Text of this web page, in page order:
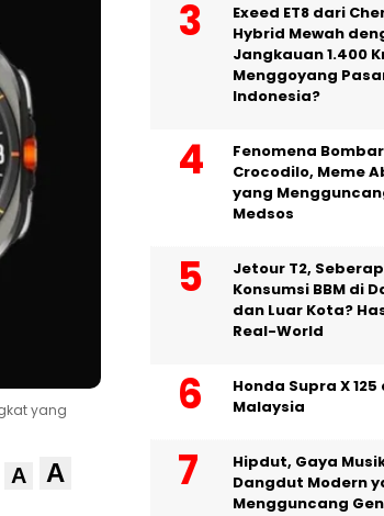
yang
A A
Exeed ET8 dari
Hybrid Mewah
Jangkauan 1.400
Menggoyang
Indonesia?
Fenomena
Crocodilo, Meme
yang
Medsos
Jetour T2,
Konsumsi BBM di
dan Luar Kota?
Real-World
Honda Supra X 125
Malaysia
Hipdut, Gaya
Dangdut Modern
Mengguncang Gen